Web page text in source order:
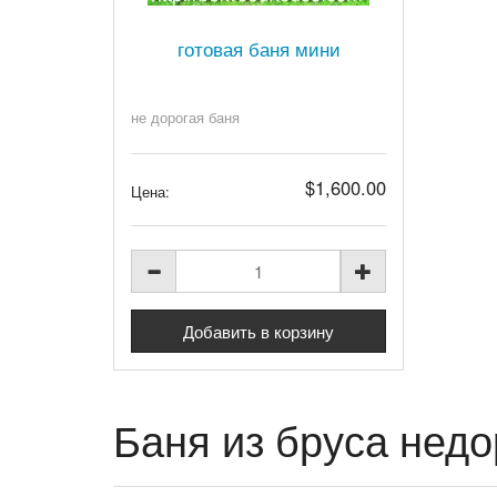
готовая баня мини
не дорогая баня
Цена: $1,600.00
Баня из бруса